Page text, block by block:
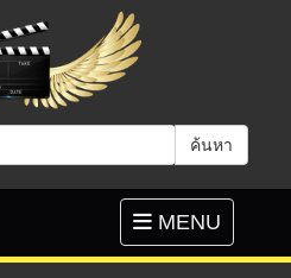
ค้นหา
Toggle
navigation
MENU